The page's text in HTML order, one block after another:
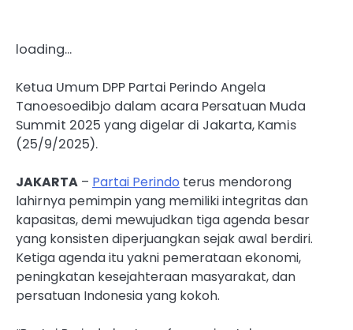
loading…
Ketua Umum DPP Partai Perindo Angela
Tanoesoedibjo dalam acara Persatuan Muda
Summit 2025 yang digelar di Jakarta, Kamis
(25/9/2025).
JAKARTA – Partai Perindo terus mendorong
lahirnya pemimpin yang memiliki integritas dan
kapasitas, demi mewujudkan tiga agenda besar
yang konsisten diperjuangkan sejak awal berdiri.
Ketiga agenda itu yakni pemerataan ekonomi,
peningkatan kesejahteraan masyarakat, dan
persatuan Indonesia yang kokoh.